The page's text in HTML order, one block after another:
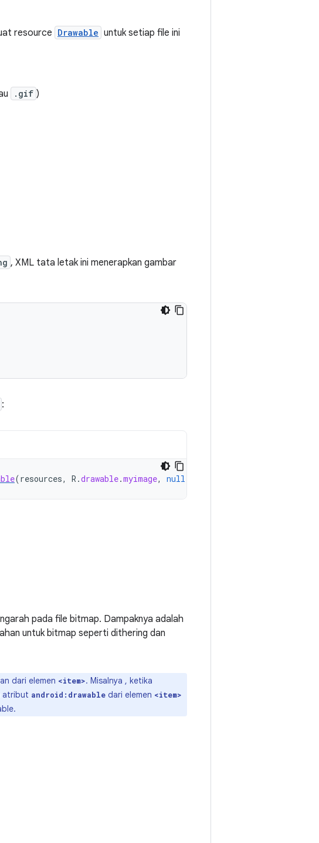
resource Drawable untuk setiap file ini
.gif )
, XML tata letak ini menerapkan gambar
:
(resources, R .drawable.myimage, null
pada file bitmap. Dampaknya adalah
untuk bitmap seperti dithering dan
dari elemen <item>. Misalnya , ketika
atribut android:drawable dari elemen <item>